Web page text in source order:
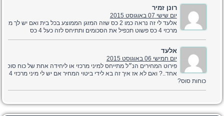
רונן זמיר
יום שישי 07 באוגוסט 2015
אלעד לי זה נראה כמו 2 כס שזה המזגן הממוצע בכל בית ואם יש לך מיני
מרכזי 4 כס פשוט תכפיל את הסכומים ותתיחס לזה כעל 4 כס
אלעד
יום חמישי 06 באוגוסט 2015
פירוט המחירים הנ״ל מתייחס למיני מרכזי או ליחידה אחת של כוח סוס
אחד..? ואם לא אז איך זה בא לידי ביטוי המחיר אם יש לי מיני מרכזי 4
כוחות סוס?